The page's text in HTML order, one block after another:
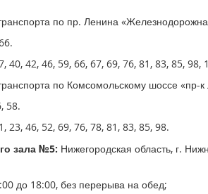
по пр. Ленина
42, 46, 59, 66, 67, 69, 76, 81, 83, 85, 98,
по Комсомольскому шоссе «пр-к
58.
46, 52, 69, 76, 78, 81, 83, 85, 98.
зала №5: Нижегородская область, г.
до 18:00, без перерыва на обед;